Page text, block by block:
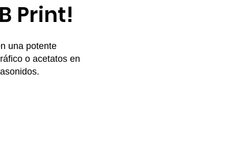
Print!
una potente
o acetatos en